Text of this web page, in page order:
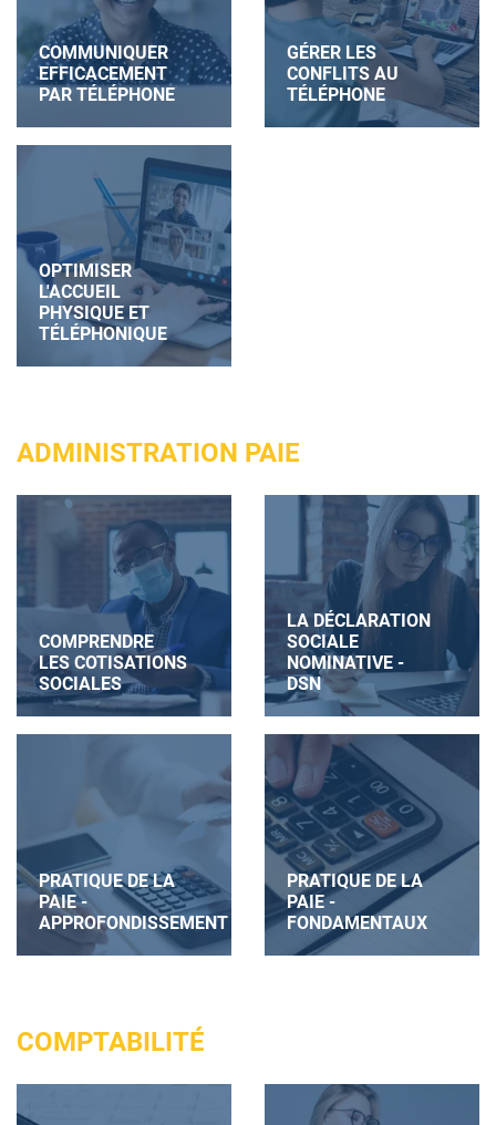
COMMUNIQUER
EFFICACEMENT
PAR TÉLÉPHONE
GÉRER LES
CONFLITS AU
TÉLÉPHONE
OPTIMISER
L'ACCUEIL
PHYSIQUE ET
TÉLÉPHONIQUE
ADMINISTRATION PAIE
COMPRENDRE
LES COTISATIONS
SOCIALES
LA DÉCLARATION
SOCIALE
NOMINATIVE -
DSN
PRATIQUE DE LA
PAIE -
APPROFONDISSEMENT
PRATIQUE DE LA
PAIE -
FONDAMENTAUX
COMPTABILITÉ